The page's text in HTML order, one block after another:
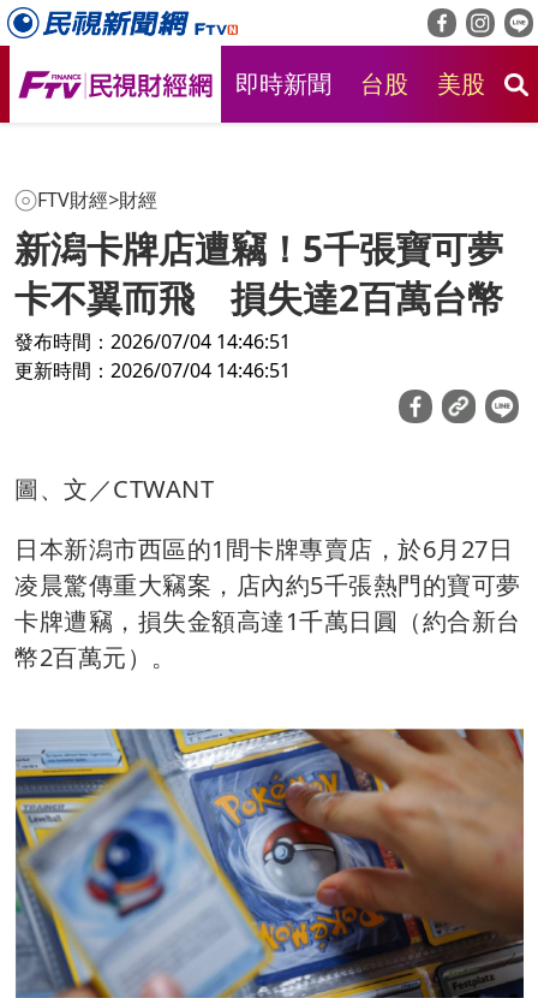
即時新聞 台股 美股
FTV財經>財經
新潟卡牌店遭竊！5千張寶可夢
卡不翼而飛 損失達2百萬台幣
發布時間：2026/07/04 14:46:51
更新時間：2026/07/04 14:46:51
圖、文／CTWANT
日本新潟市西區的1間卡牌專賣店，於6月27日
凌晨驚傳重大竊案，店內約5千張熱門的寶可夢
卡牌遭竊，損失金額高達1千萬日圓（約合新台
幣2百萬元）。